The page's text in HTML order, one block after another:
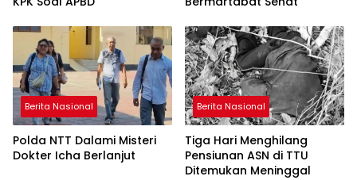
Berita Nasional
Polda NTT Dalami Misteri
Dokter Icha Berlanjut
Berita Nasional
Tiga Hari Menghilang
Pensiunan ASN di TTU
Ditemukan Meninggal